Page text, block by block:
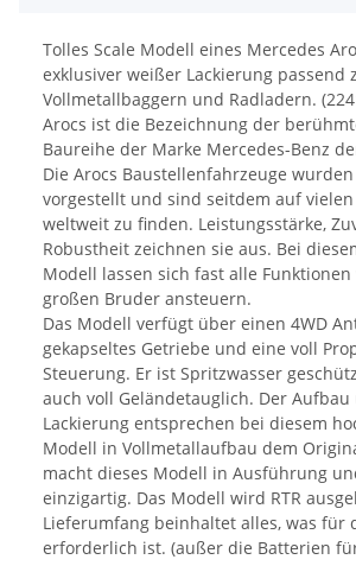
Tolles Scale Modell eines Mercedes
exklusiver weißer Lackierung passend
Vollmetallbaggern und Radladern.
Arocs ist die Bezeichnung der
Baureihe der Marke Mercedes-Benz
Die Arocs Baustellenfahrzeuge
vorgestellt und sind seitdem auf
weltweit zu finden. Leistungsstärke,
Robustheit zeichnen sie aus. Bei
Modell lassen sich fast alle
großen Bruder ansteuern.
Das Modell verfügt über einen 4WD
gekapseltes Getriebe und eine voll
Steuerung. Er ist Spritzwasser
auch voll Geländetauglich. Der Aufbau
Lackierung entsprechen bei diesem
Modell in Vollmetallaufbau dem
macht dieses Modell in Ausführung
einzigartig. Das Modell wird RTR
Lieferumfang beinhaltet alles, was für
erforderlich ist. (außer die Batterien